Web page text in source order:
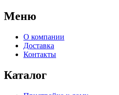
Меню
О компании
Доставка
Контакты
Каталог